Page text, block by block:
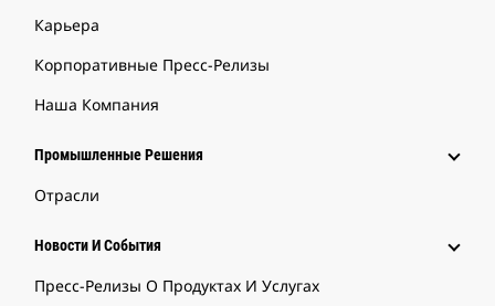
Карьера
Корпоративные Пресс-Релизы
Наша Компания
Промышленные Решения
Отрасли
Новости И События
Пресс-Релизы О Продуктах И Услугах